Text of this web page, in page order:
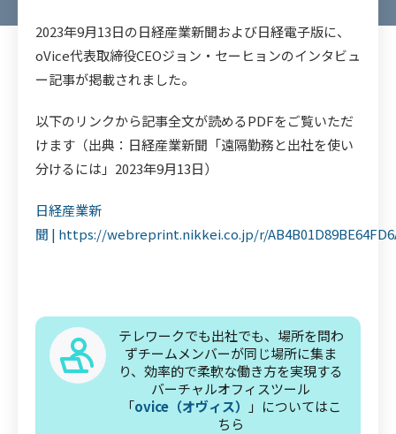
2023年9月13日の日経産業新聞および日経電子版に、
oVice代表取締役CEOジョン・セーヒョンのインタビュ
ー記事が掲載されました。
以下のリンクから記事全文が読めるPDFをご覧いただ
けます（出典：日経産業新聞「遠隔勤務と出社を使い
分けるには」2023年9月13日）
日経産業新
聞 | https://webreprint.nikkei.co.jp/r/
テレワークでも出社でも、場所を問わ
ずチームメンバーが同じ場所に集ま
り、効率的で柔軟な働き方を実現する
バーチャルオフィスツール
「ovice（オヴィス）
」についてはこ
ちら